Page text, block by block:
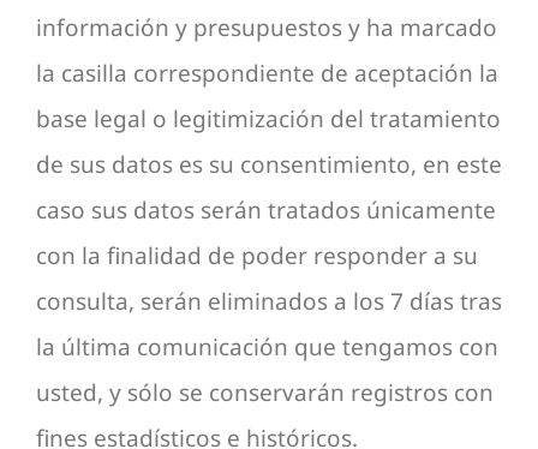
información y presupuestos y ha marcado
la casilla correspondiente de aceptación la
base legal o legitimización del tratamiento
de sus datos es su consentimiento, en este
caso sus datos serán tratados únicamente
con la finalidad de poder responder a su
consulta, serán eliminados a los 7 días tras
la última comunicación que tengamos con
usted, y sólo se conservarán registros con
fines estadísticos e históricos.